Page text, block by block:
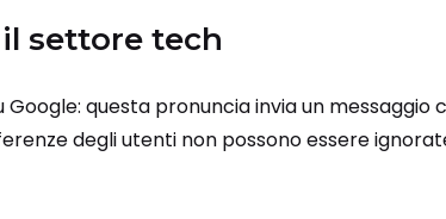
settore tech
questa pronuncia invia un messaggio
degli utenti non possono essere